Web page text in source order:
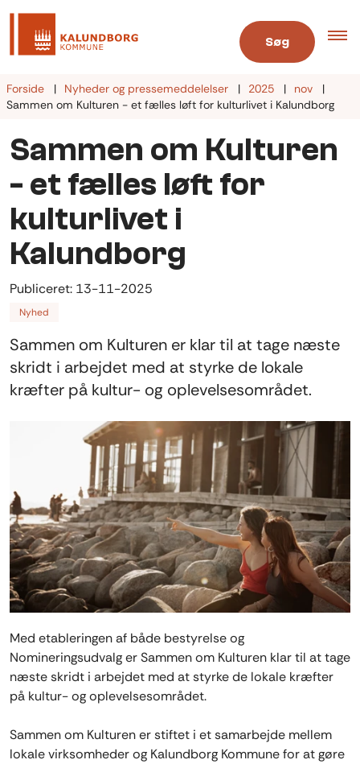
Søg
Forside Nyheder og pressemeddelelser 2025
nov
Sammen om Kulturen - et fælles løft for kulturlivet i Kalundborg
Sammen om Kulturen
- et fælles løft for
kulturlivet i
Kalundborg
Publiceret: 13-11-2025
Nyhed
Sammen om Kulturen er klar til at tage næste
skridt i arbejdet med at styrke de lokale
kræfter på kultur- og oplevelsesområdet.
Med etableringen af både bestyrelse og
Nomineringsudvalg er Sammen om Kulturen klar til at tage
næste skridt i arbejdet med at styrke de lokale kræfter
på kultur- og oplevelsesområdet.
Sammen om Kulturen er stiftet i et samarbejde mellem
lokale virksomheder og Kalundborg Kommune for at gøre